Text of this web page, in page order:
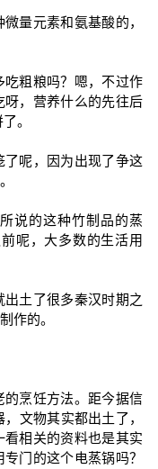
量元素和氨基酸的，
粗粮吗？嗯，不过作
，营养什么的先往后
。
呢，因为出现了争这
说的这种竹制品的蒸
呢，大多数的生活用
土了很多秦汉时期之
作的。
烹饪方法。距今据信
文物其实都出土了，
相关的资料也是其实
门的这个电蒸锅吗？